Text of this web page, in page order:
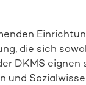
die sich
DKMS
und